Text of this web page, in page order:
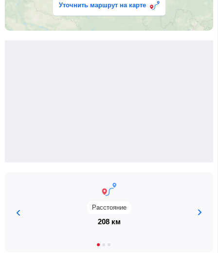
Уточнить маршрут на карте
Расстояние
208 км